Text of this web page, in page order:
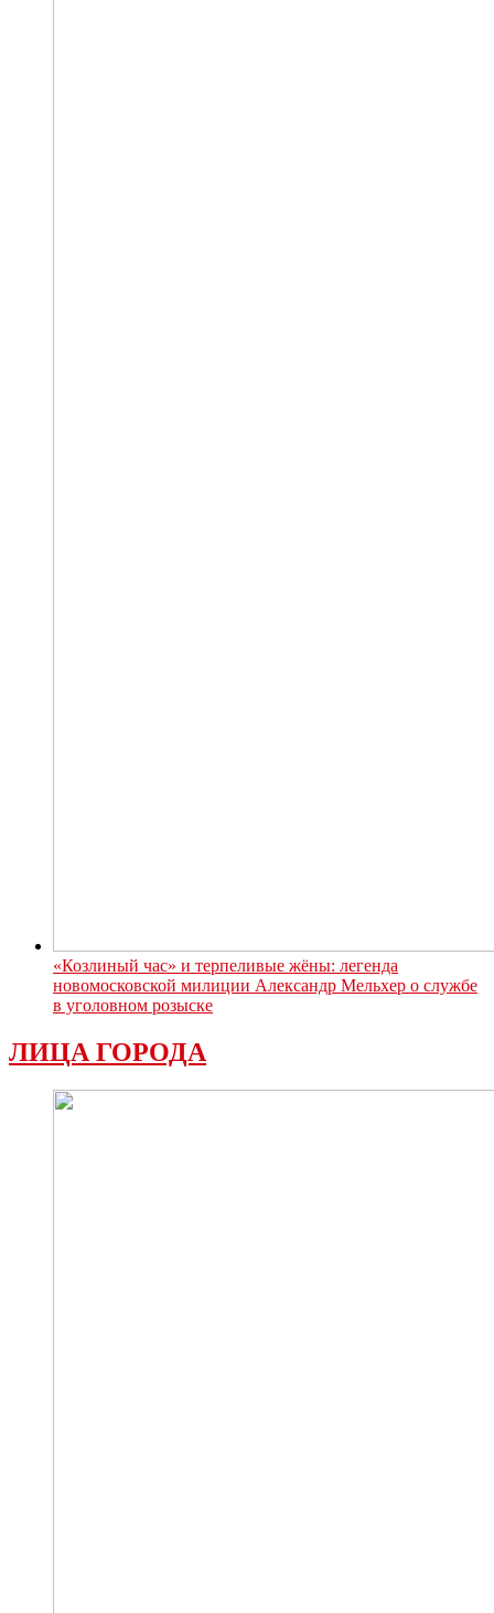
«Козлиный час» и терпеливые жёны: легенда
новомосковской милиции Александр Мельхер о службе
в уголовном розыске
ЛИЦА ГОРОДА